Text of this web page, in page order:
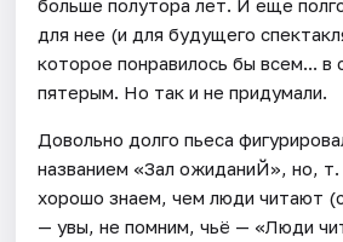
больше полутора лет. И еще
для нее (и для будущего
которое понравилось бы всем... в
пятерым. Но так и не придумали.
Довольно долго пьеса
названием «Зал ожиданиЙ», но, т.
хорошо знаем, чем люди читают
— увы, не помним, чьё — «Люди